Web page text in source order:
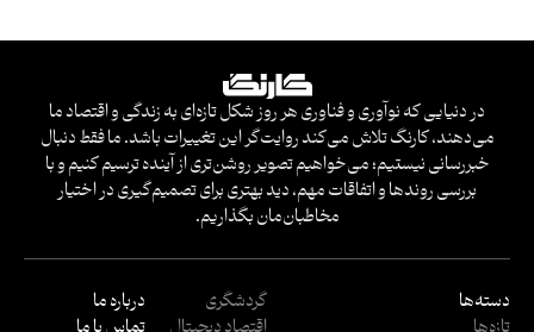
در دنیایی که نوآوری و فناوری هر روز شکل تازه‌ای به زندگی و اقتصاد ما
می‌دهند، کارنگ تلاش می‌کند روایت‌گر این تغییرات باشد. ما فقط دنبال
خبررسانی نیستیم؛ می‌خواهیم تصویر روشن‌تری از آینده ترسیم کنیم و با
بررسی روندها و اتفاقات مهم، دید بهتری برای تصمیم‌گیری در اختیار
مخاطبان‌مان بگذاریم.
دسته‌ها
گردشگری
درباره ما